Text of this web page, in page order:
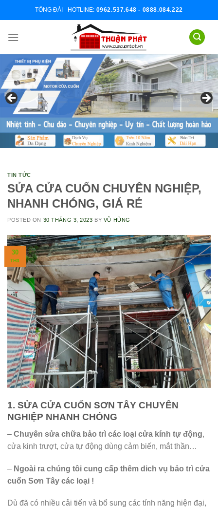
TỔNG ĐÀI - HOTLINE: 0962.537.648 - 0888.084.222
TIN TỨC
SỬA CỬA CUỐN CHUYÊN NGHIỆP,
NHANH CHÓNG, GIÁ RẺ
POSTED ON 30 THÁNG 3, 2023 BY VŨ HÙNG
30
TH3
1. SỬA CỬA CUỐN SƠN TÂY CHUYÊN
NGHIỆP NHANH CHÓNG
– Chuyên sửa chữa bảo trì các loại cửa kính tự động,
cửa kinh trượt, cửa tự động dùng cảm biến, mắt thần…
– Ngoài ra chúng tôi cung cấp thêm dich vụ bảo trì cửa
cuốn Sơn Tây các loại !
Dù đã có nhiều cải tiến và bổ sung các tính năng hiện đại,